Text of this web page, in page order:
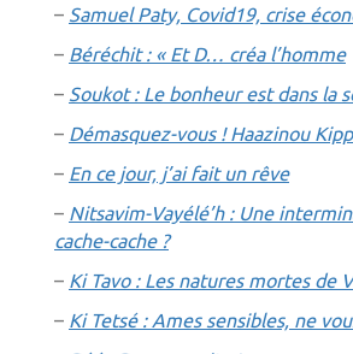
– Samuel Paty, Covid19, crise
– Béréchit : « Et D… créa l’homme
– Soukot : Le bonheur est dans la
– Démasquez-vous ! Haazinou
– En ce jour, j’ai fait un rêve
– Nitsavim-Vayélé’h : Une
cache-cache ?
– Ki Tavo : Les natures mortes de
– Ki Tetsé : Ames sensibles, ne